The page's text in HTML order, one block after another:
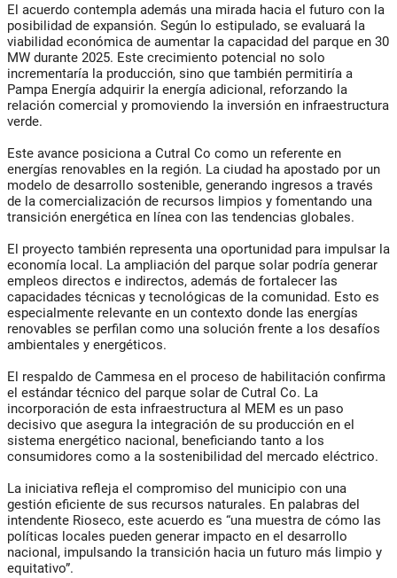
El acuerdo contempla además una mirada hacia el futuro con la
posibilidad de expansión. Según lo estipulado, se evaluará la
viabilidad económica de aumentar la capacidad del parque en 30
MW durante 2025. Este crecimiento potencial no solo
incrementaría la producción, sino que también permitiría a
Pampa Energía adquirir la energía adicional, reforzando la
relación comercial y promoviendo la inversión en infraestructura
verde.
Este avance posiciona a Cutral Co como un referente en
energías renovables en la región. La ciudad ha apostado por un
modelo de desarrollo sostenible, generando ingresos a través
de la comercialización de recursos limpios y fomentando una
transición energética en línea con las tendencias globales.
El proyecto también representa una oportunidad para impulsar la
economía local. La ampliación del parque solar podría generar
empleos directos e indirectos, además de fortalecer las
capacidades técnicas y tecnológicas de la comunidad. Esto es
especialmente relevante en un contexto donde las energías
renovables se perfilan como una solución frente a los desafíos
ambientales y energéticos.
El respaldo de Cammesa en el proceso de habilitación confirma
el estándar técnico del parque solar de Cutral Co. La
incorporación de esta infraestructura al MEM es un paso
decisivo que asegura la integración de su producción en el
sistema energético nacional, beneficiando tanto a los
consumidores como a la sostenibilidad del mercado eléctrico.
La iniciativa refleja el compromiso del municipio con una
gestión eficiente de sus recursos naturales. En palabras del
intendente Rioseco, este acuerdo es “una muestra de cómo las
políticas locales pueden generar impacto en el desarrollo
nacional, impulsando la transición hacia un futuro más limpio y
equitativo”.